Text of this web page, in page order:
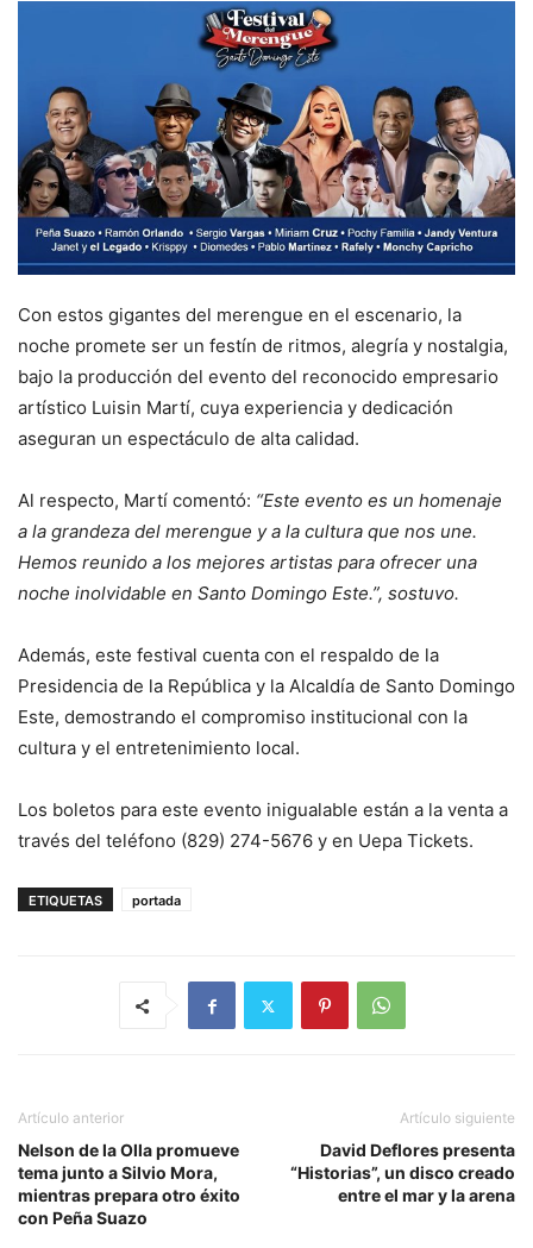
Con estos gigantes del merengue en el escenario, la
noche promete ser un festín de ritmos, alegría y nostalgia,
bajo la producción del evento del reconocido empresario
artístico Luisin Martí, cuya experiencia y dedicación
aseguran un espectáculo de alta calidad.
Al respecto, Martí comentó: “Este evento es un homenaje
a la grandeza del merengue y a la cultura que nos une.
Hemos reunido a los mejores artistas para ofrecer una
noche inolvidable en Santo Domingo Este.”, sostuvo.
Además, este festival cuenta con el respaldo de la
Presidencia de la República y la Alcaldía de Santo Domingo
Este, demostrando el compromiso institucional con la
cultura y el entretenimiento local.
Los boletos para este evento inigualable están a la venta a
través del teléfono (829) 274-5676 y en Uepa Tickets.
ETIQUETAS portada
Artículo anterior
Nelson de la Olla promueve
tema junto a Silvio Mora,
mientras prepara otro éxito
con Peña Suazo
Artículo siguiente
David Deflores presenta
“Historias”, un disco creado
entre el mar y la arena